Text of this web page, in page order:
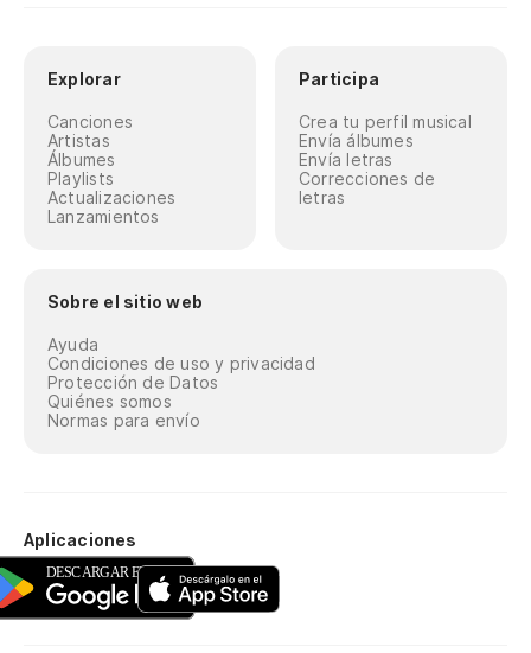
Explorar
Canciones
Artistas
Álbumes
Playlists
Actualizaciones
Lanzamientos
Participa
Crea tu perfil musical
Envía álbumes
Envía letras
Correcciones de
letras
Sobre el sitio web
Ayuda
Condiciones de uso y privacidad
Protección de Datos
Quiénes somos
Normas para envío
Aplicaciones